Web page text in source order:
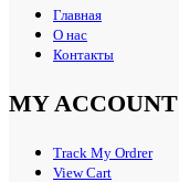
Главная
О нас
Контакты
MY ACCOUNT
Track My Ordrer
View Cart